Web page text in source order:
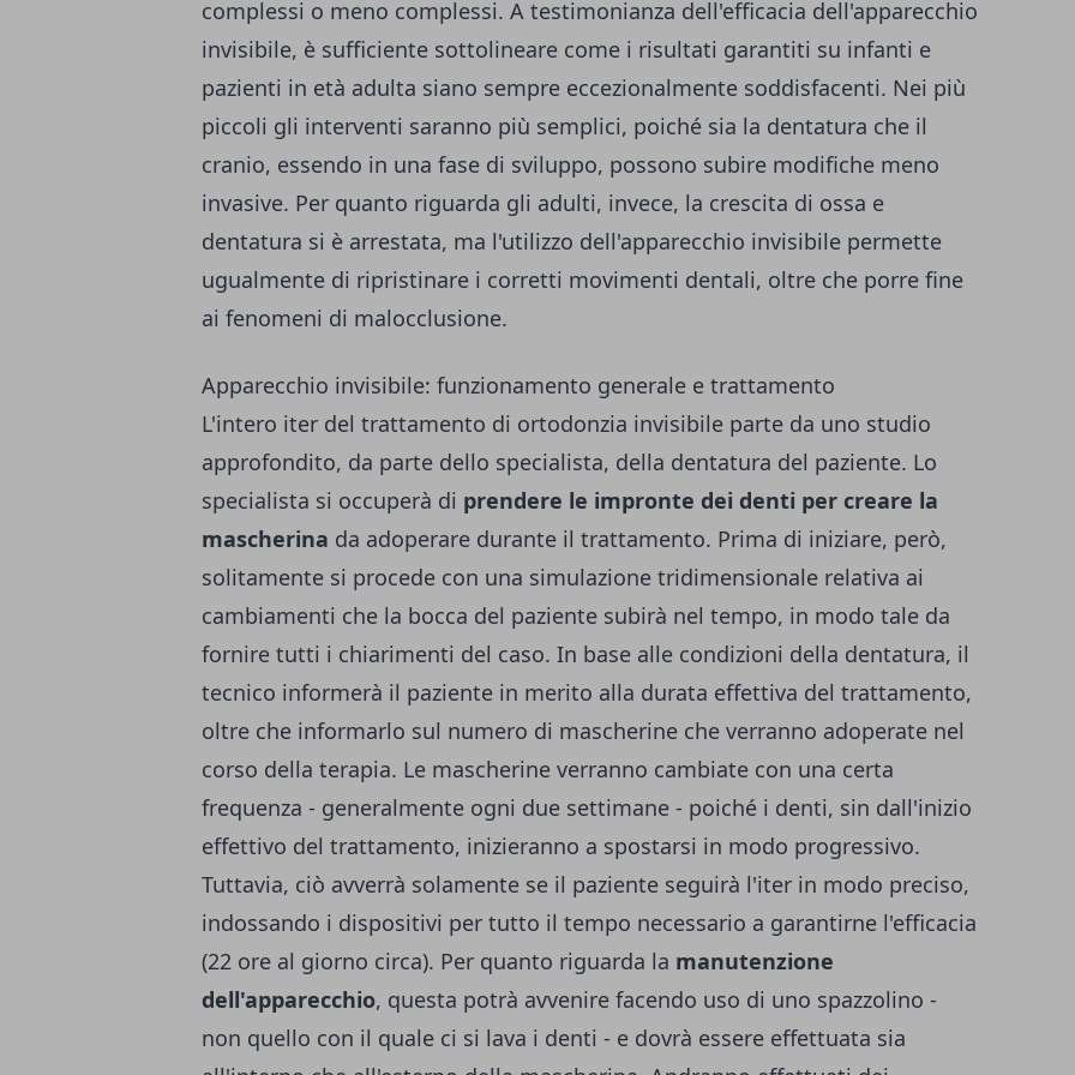
complessi o meno complessi. A testimonianza dell'efficacia dell'apparecchio
invisibile, è sufficiente sottolineare come i risultati garantiti su infanti e
pazienti in età adulta siano sempre eccezionalmente soddisfacenti. Nei più
piccoli gli interventi saranno più semplici, poiché sia la dentatura che il
cranio, essendo in una fase di sviluppo, possono subire modifiche meno
invasive. Per quanto riguarda gli adulti, invece, la crescita di ossa e
dentatura si è arrestata, ma l'utilizzo dell'apparecchio invisibile permette
ugualmente di ripristinare i corretti movimenti dentali, oltre che porre fine
ai fenomeni di malocclusione.
Apparecchio invisibile: funzionamento generale e trattamento
L'intero iter del trattamento di ortodonzia invisibile parte da uno studio
approfondito, da parte dello specialista, della dentatura del paziente. Lo
specialista si occuperà di prendere le impronte dei denti per creare la
mascherina da adoperare durante il trattamento. Prima di iniziare, però,
solitamente si procede con una simulazione tridimensionale relativa ai
cambiamenti che la bocca del paziente subirà nel tempo, in modo tale da
fornire tutti i chiarimenti del caso. In base alle condizioni della dentatura, il
tecnico informerà il paziente in merito alla durata effettiva del trattamento,
oltre che informarlo sul numero di mascherine che verranno adoperate nel
corso della terapia. Le mascherine verranno cambiate con una certa
frequenza - generalmente ogni due settimane - poiché i denti, sin dall'inizio
effettivo del trattamento, inizieranno a spostarsi in modo progressivo.
Tuttavia, ciò avverrà solamente se il paziente seguirà l'iter in modo preciso,
indossando i dispositivi per tutto il tempo necessario a garantirne l'efficacia
(22 ore al giorno circa). Per quanto riguarda la manutenzione
dell'apparecchio, questa potrà avvenire facendo uso di uno spazzolino -
non quello con il quale ci si lava i denti - e dovrà essere effettuata sia